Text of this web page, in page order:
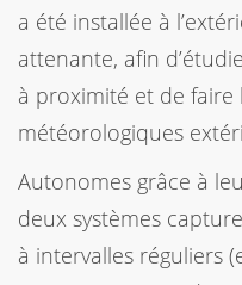
a été installée à
attenante, afin
à proximité et de
météorologiques
Autonomes grâce à
deux systèmes
à intervalles réguliers